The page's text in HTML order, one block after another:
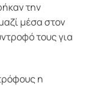
την
μέσα στον
τους για
η